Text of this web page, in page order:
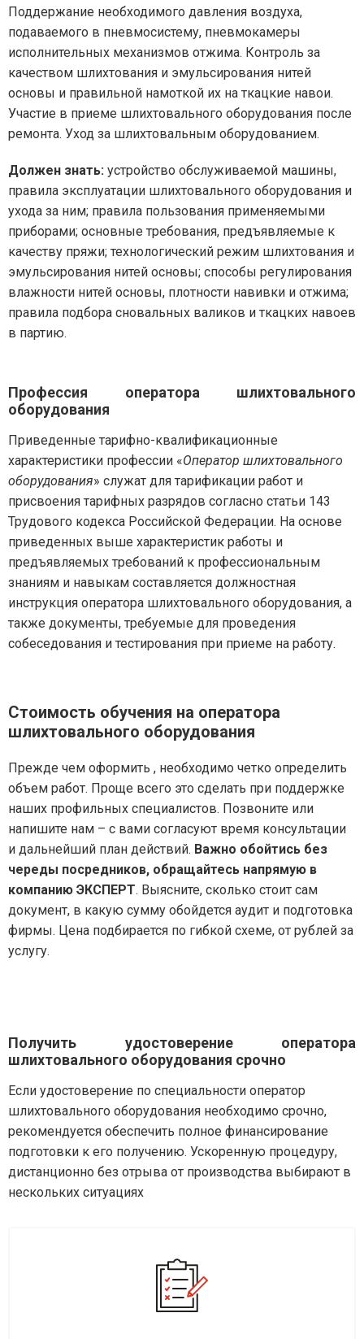
Поддержание необходимого давления воздуха,
подаваемого в пневмосистему, пневмокамеры
исполнительных механизмов отжима. Контроль за
качеством шлихтования и эмульсирования нитей
основы и правильной намоткой их на ткацкие навои.
Участие в приеме шлихтовального оборудования после
ремонта. Уход за шлихтовальным оборудованием.
Должен знать: устройство обслуживаемой машины,
правила эксплуатации шлихтовального оборудования и
ухода за ним; правила пользования применяемыми
приборами; основные требования, предъявляемые к
качеству пряжи; технологический режим шлихтования и
эмульсирования нитей основы; способы регулирования
влажности нитей основы, плотности навивки и отжима;
правила подбора сновальных валиков и ткацких навоев
в партию.
Профессия оператора шлихтовального
оборудования
Приведенные тарифно-квалификационные
характеристики профессии «Оператор шлихтовального
оборудования» служат для тарификации работ и
присвоения тарифных разрядов согласно статьи 143
Трудового кодекса Российской Федерации. На основе
приведенных выше характеристик работы и
предъявляемых требований к профессиональным
знаниям и навыкам составляется должностная
инструкция оператора шлихтовального оборудования, а
также документы, требуемые для проведения
собеседования и тестирования при приеме на работу.
Стоимость обучения на оператора
шлихтовального оборудования
Прежде чем оформить , необходимо четко определить
объем работ. Проще всего это сделать при поддержке
наших профильных специалистов. Позвоните или
напишите нам – с вами согласуют время консультации
и дальнейший план действий. Важно обойтись без
череды посредников, обращайтесь напрямую в
компанию ЭКСПЕРТ. Выясните, сколько стоит сам
документ, в какую сумму обойдется аудит и подготовка
фирмы. Цена подбирается по гибкой схеме, от рублей за
услугу.
Получить удостоверение оператора
шлихтовального оборудования срочно
Если удостоверение по специальности оператор
шлихтовального оборудования необходимо срочно,
рекомендуется обеспечить полное финансирование
подготовки к его получению. Ускоренную процедуру,
дистанционно без отрыва от производства выбирают в
нескольких ситуациях